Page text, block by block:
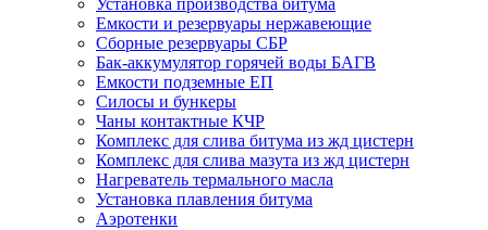
Установка производства битума
Емкости и резервуары нержавеющие
Сборные резервуары СБР
Бак-аккумулятор горячей воды БАГВ
Емкости подземные ЕП
Силосы и бункеры
Чаны контактные КЧР
Комплекс для слива битума из жд цистерн
Комплекс для слива мазута из жд цистерн
Нагреватель термального масла
Установка плавления битума
Аэротенки